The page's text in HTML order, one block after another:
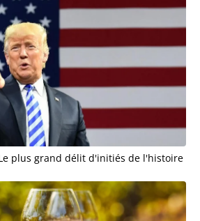
plus grand délit d'initiés de l'histoire